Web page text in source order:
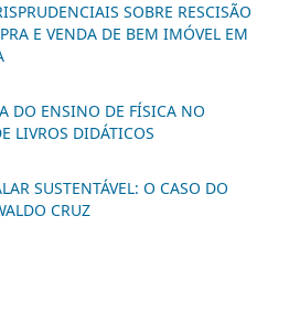
SOBRE RESCISÃO
E VENDA DE BEM IMÓVEL EM
DO ENSINO DE FÍSICA NO
LIVROS DIDÁTICOS
SUSTENTÁVEL: O CASO DO
CRUZ